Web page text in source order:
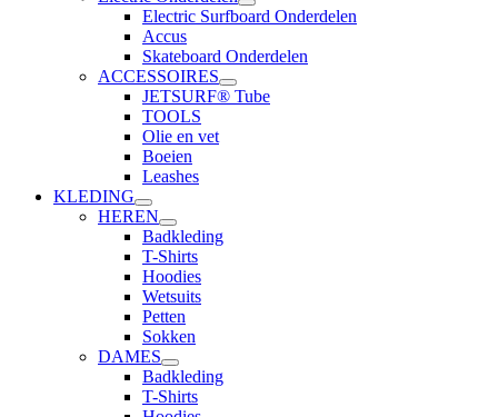
Electric Surfboard Onderdelen
Accus
Skateboard Onderdelen
ACCESSOIRES
JETSURF® Tube
TOOLS
Olie en vet
Boeien
Leashes
KLEDING
HEREN
Badkleding
T-Shirts
Hoodies
Wetsuits
Petten
Sokken
DAMES
Badkleding
T-Shirts